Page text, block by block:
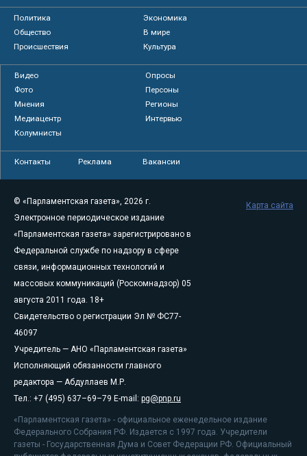
Политика
Экономика
Общество
В мире
Происшествия
Культура
Видео
Опросы
Фото
Персоны
Мнения
Регионы
Медиацентр
Интервью
Колумнисты
Контакты Реклама Вакансии
© «Парламентская газета», 2026 г.
Электронное периодическое издание
«Парламентская газета» зарегистрировано в
Федеральной службе по надзору в сфере
связи, информационных технологий и
массовых коммуникаций (Роскомнадзор) 05
августа 2011 года. 18+
Свидетельство о регистрации Эл № ФС77-
46097
Учредитель — АНО «Парламентская газета»
Исполняющий обязанности главного
редактора — Абдуллаев М.Р.
Тел.: +7 (495) 637–69–79 E-mail: pg@pnp.ru
«Парламентская газета» - официальное еженедельное издание
Федерального Собрания РФ. Издается с 1997 года. Учредители
газеты - Государственная Дума и Совет Федерации РФ. Официальный
Карта сайта